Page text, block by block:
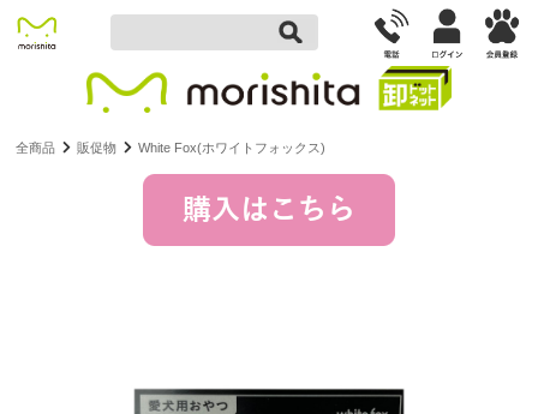
全商品 販促物 White Fox(ホワイトフォックス)